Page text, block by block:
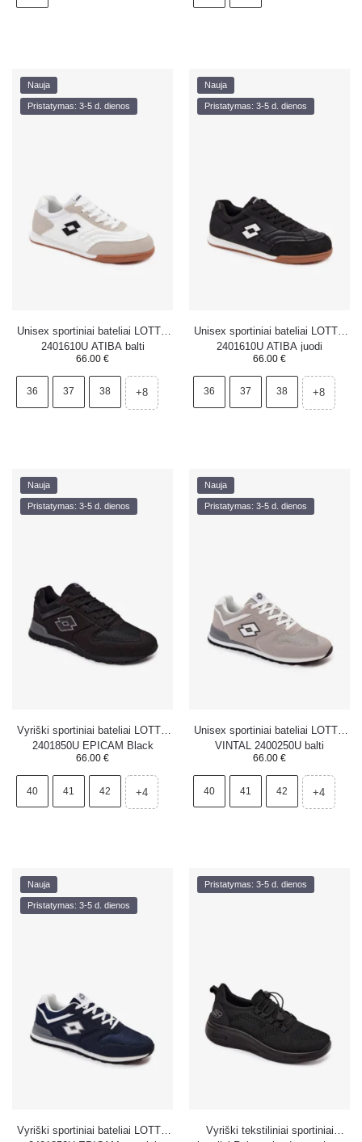
Nauja
Pristatymas: 3-5 d. dienos
Unisex sportiniai bateliai LOTTO
2401610U ATIBA balti
66.00 €
36 37 38 +8
Nauja
Pristatymas: 3-5 d. dienos
Unisex sportiniai bateliai LOTTO
2401610U ATIBA juodi
66.00 €
36 37 38 +8
Nauja
Pristatymas: 3-5 d. dienos
Vyriški sportiniai bateliai LOTTO
2401850U EPICAM Black
66.00 €
40 41 42 +4
Nauja
Pristatymas: 3-5 d. dienos
Unisex sportiniai bateliai LOTTO
VINTAL 2400250U balti
66.00 €
40 41 42 +4
Nauja
Pristatymas: 3-5 d. dienos
Vyriški sportiniai bateliai LOTTO
Pristatymas: 3-5 d. dienos
Vyriški tekstiliniai sportiniai